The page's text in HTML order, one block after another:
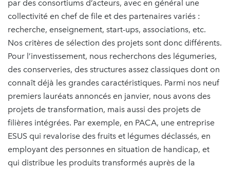
par des consortiums d’acteurs, avec en général une
collectivité en chef de file et des partenaires variés :
recherche, enseignement, start-ups, associations, etc.
Nos critères de sélection des projets sont donc différents.
Pour l’investissement, nous recherchons des légumeries,
des conserveries, des structures assez classiques dont on
connaît déjà les grandes caractéristiques. Parmi nos neuf
premiers lauréats annoncés en janvier, nous avons des
projets de transformation, mais aussi des projets de
filières intégrées. Par exemple, en PACA, une entreprise
ESUS qui revalorise des fruits et légumes déclassés, en
employant des personnes en situation de handicap, et
qui distribue les produits transformés auprès de la